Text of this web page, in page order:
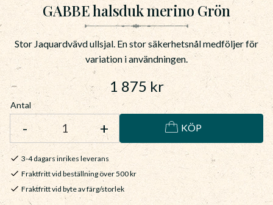
GABBE halsduk merino Grön
Stor Jaquardvävd ullsjal. En stor säkerhetsnål medföljer för
variation i användningen.
1 875kr
Antal
+
- KÖP
3-4 dagars inrikes leverans
Fraktfritt vid beställning över 500 kr
Fraktfritt vid byte av färg/storlek